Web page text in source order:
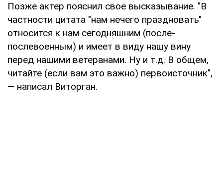
Позже актер пояснил свое высказывание. "В
частности цитата "нам нечего праздновать"
относится к нам сегодняшним (после-
послевоенным) и имеет в виду нашу вину
перед нашими ветеранами. Ну и т.д. В общем,
читайте (если вам это важно) первоисточник",
— написал Виторган.